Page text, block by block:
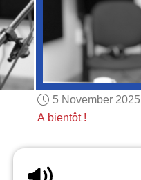
5 November 2025
À bientôt !